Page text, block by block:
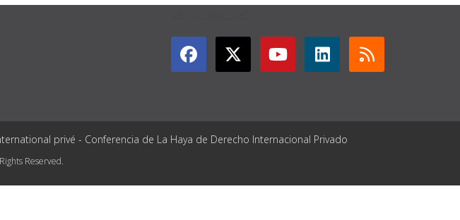
privé - Conferencia de La Haya de Derecho Internacional Privado
Reserved.